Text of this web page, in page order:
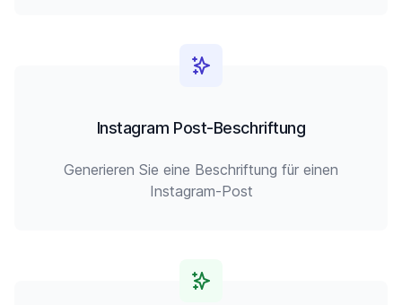
Instagram Post-Beschriftung
Generieren Sie eine Beschriftung für einen
Instagram-Post